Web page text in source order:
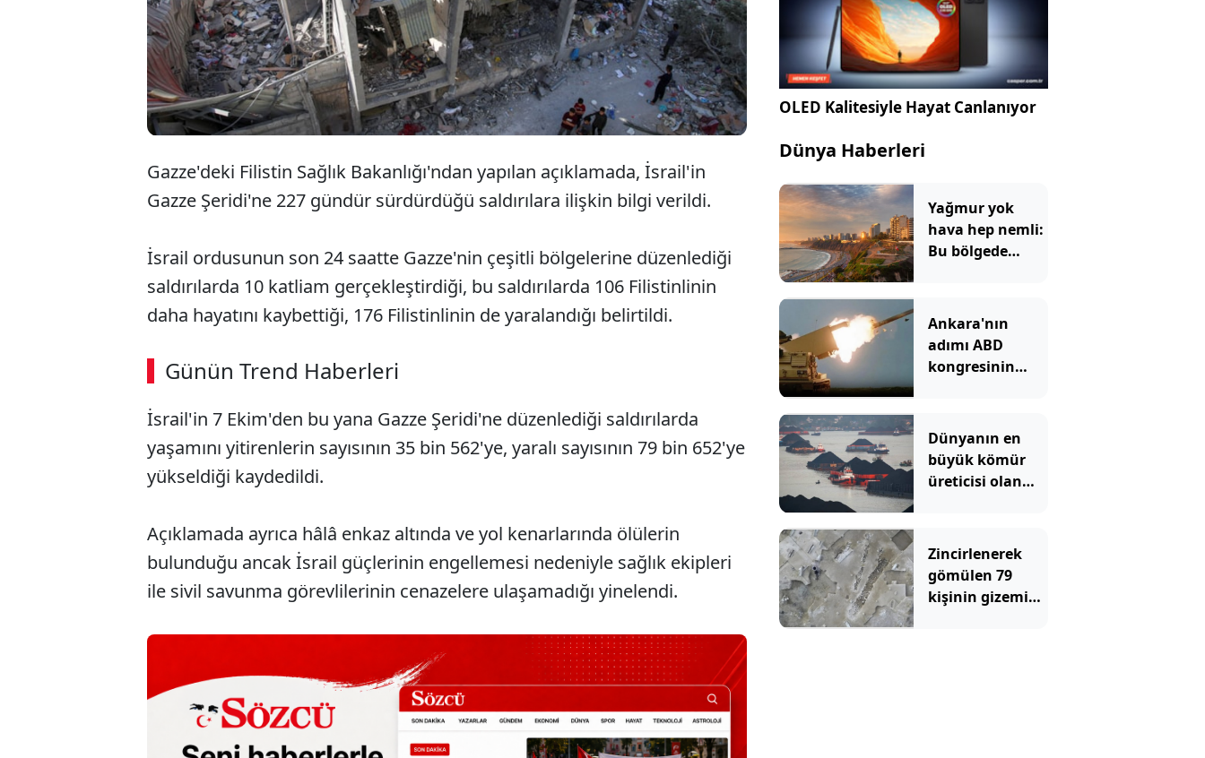
Gazze'deki Filistin Sağlık Bakanlığı'ndan yapılan açıklamada, İsrail'in
Gazze Şeridi'ne 227 gündür sürdürdüğü saldırılara ilişkin bilgi verildi.
İsrail ordusunun son 24 saatte Gazze'nin çeşitli bölgelerine düzenlediği
saldırılarda 10 katliam gerçekleştirdiği, bu saldırılarda 106 Filistinlinin
daha hayatını kaybettiği, 176 Filistinlinin de yaralandığı belirtildi.
Günün Trend Haberleri
İsrail'in 7 Ekim'den bu yana Gazze Şeridi'ne düzenlediği saldırılarda
yaşamını yitirenlerin sayısının 35 bin 562'ye, yaralı sayısının 79 bin 652'ye
yükseldiği kaydedildi.
Açıklamada ayrıca hâlâ enkaz altında ve yol kenarlarında ölülerin
bulunduğu ancak İsrail güçlerinin engellemesi nedeniyle sağlık ekipleri
ile sivil savunma görevlilerinin cenazelere ulaşamadığı yinelendi.
OLED Kalitesiyle Hayat Canlanıyor
Dünya Haberleri
Yağmur yok
hava hep nemli:
Bu bölgede
oluyor
Ankara'nın
adımı ABD
kongresinin
Dünyanın en
büyük kömür
üreticisi olan
kesildi
Zincirlenerek
gömülen 79
kişinin gizemi